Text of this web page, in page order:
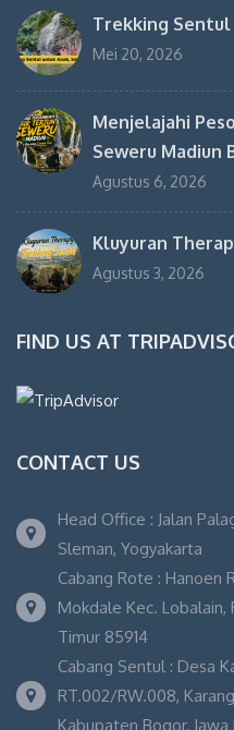
Trekking Sentul
Mei 20, 2026
Menjelajahi
Seweru Madiun
Agustus 6, 2026
Kluyuran
Agustus 3, 2026
FIND US AT
CONTACT US
Head Office : Jalan
Sleman, Yogyakarta
Cabang Rote : Hanoen
Mokdale Kec. Lobalain,
Timur 85914
Cabang Sentul : Desa
RT.002/RW.008,
Kabupaten Bogor, Jawa